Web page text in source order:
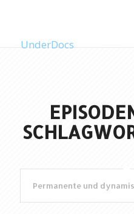
UnderDocs
Permanente und